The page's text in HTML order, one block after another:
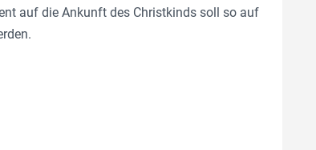
auf die Ankunft des Christkinds soll so auf